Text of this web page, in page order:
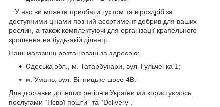
У нас ви можете придбати гуртом та в роздріб за
доступними цінами повний асортимент добрив для ваших
рослин, а також комплектуючі для організації крапельного
зрошення на будь-якій ділянці.
Наші магазини розташовані за адресою:
Одеська обл., м. Татарбунари, вул. Гульченка 1;
м. Умань, вул. Вінницьке шосе 4В.
Для доставки до інших регіонів України ми користуємось
послугами “Нової пошти” та “Delivery”.